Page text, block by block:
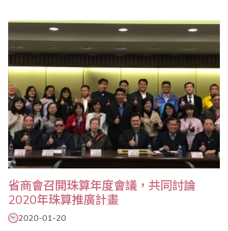
​省商會召開珠算年度會議，共同討論
2020年珠算推廣計畫
2020-01-20